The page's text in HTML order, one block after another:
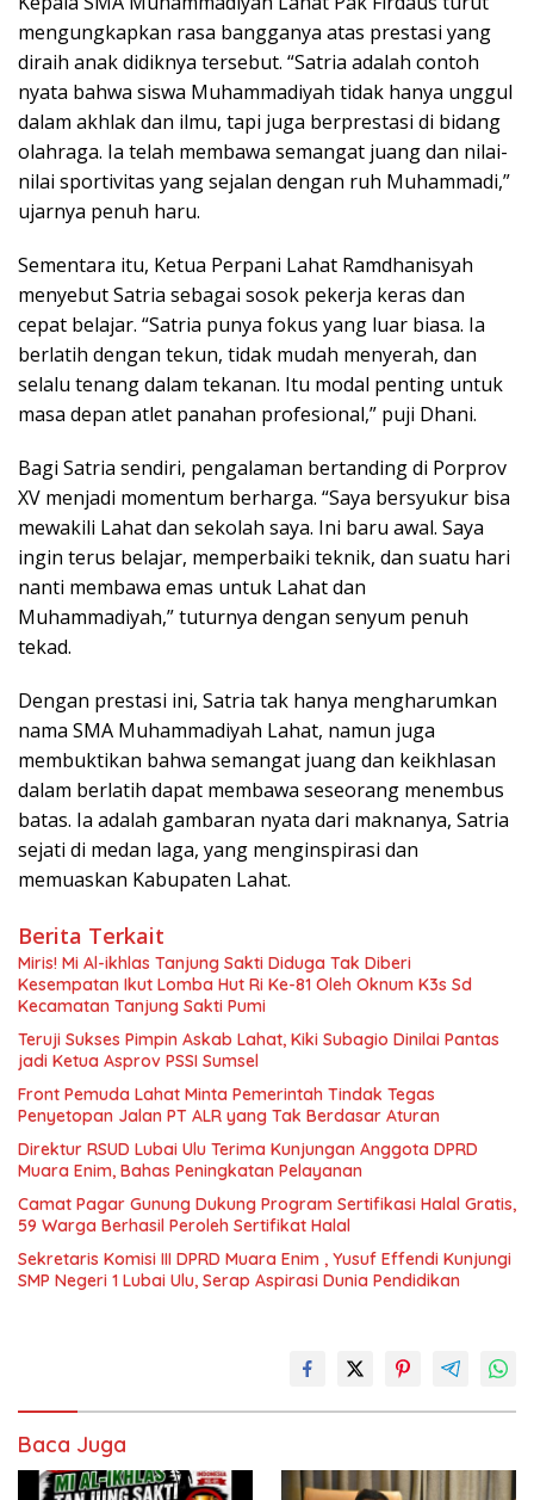
mengungkapkan rasa bangganya atas prestasi yang
diraih anak didiknya tersebut. “Satria adalah contoh
nyata bahwa siswa Muhammadiyah tidak hanya unggul
dalam akhlak dan ilmu, tapi juga berprestasi di bidang
olahraga. Ia telah membawa semangat juang dan nilai-
nilai sportivitas yang sejalan dengan ruh Muhammadi,”
ujarnya penuh haru.
Sementara itu, Ketua Perpani Lahat Ramdhanisyah
menyebut Satria sebagai sosok pekerja keras dan
cepat belajar. “Satria punya fokus yang luar biasa. Ia
berlatih dengan tekun, tidak mudah menyerah, dan
selalu tenang dalam tekanan. Itu modal penting untuk
masa depan atlet panahan profesional,” puji Dhani.
Bagi Satria sendiri, pengalaman bertanding di Porprov
XV menjadi momentum berharga. “Saya bersyukur bisa
mewakili Lahat dan sekolah saya. Ini baru awal. Saya
ingin terus belajar, memperbaiki teknik, dan suatu hari
nanti membawa emas untuk Lahat dan
Muhammadiyah,” tuturnya dengan senyum penuh
tekad.
Dengan prestasi ini, Satria tak hanya mengharumkan
nama SMA Muhammadiyah Lahat, namun juga
membuktikan bahwa semangat juang dan keikhlasan
dalam berlatih dapat membawa seseorang menembus
batas. Ia adalah gambaran nyata dari maknanya, Satria
sejati di medan laga, yang menginspirasi dan
memuaskan Kabupaten Lahat.
Berita Terkait
Miris! Mi Al-ikhlas Tanjung Sakti Diduga Tak Diberi
Kesempatan Ikut Lomba Hut Ri Ke-81 Oleh Oknum K3s Sd
Kecamatan Tanjung Sakti Pumi
Teruji Sukses Pimpin Askab Lahat, Kiki Subagio Dinilai Pantas
jadi Ketua Asprov PSSI Sumsel
Front Pemuda Lahat Minta Pemerintah Tindak Tegas
Penyetopan Jalan PT ALR yang Tak Berdasar Aturan
Direktur RSUD Lubai Ulu Terima Kunjungan Anggota DPRD
Muara Enim, Bahas Peningkatan Pelayanan
Camat Pagar Gunung Dukung Program Sertifikasi Halal Gratis,
59 Warga Berhasil Peroleh Sertifikat Halal
Sekretaris Komisi III DPRD Muara Enim , Yusuf Effendi Kunjungi
SMP Negeri 1 Lubai Ulu, Serap Aspirasi Dunia Pendidikan
Baca Juga